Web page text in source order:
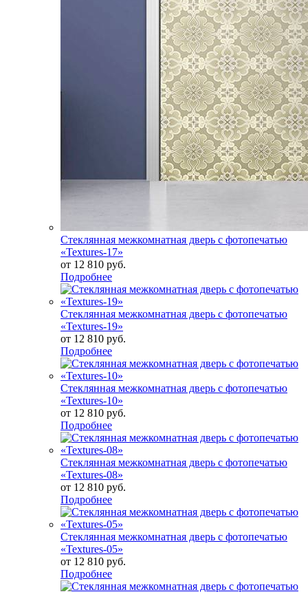
Стеклянная межкомнатная дверь с фотопечатью
«Textures-17»
от 12 810 руб.
Подробнее
Стеклянная межкомнатная дверь с фотопечатью
«Textures-19»
от 12 810 руб.
Подробнее
Стеклянная межкомнатная дверь с фотопечатью
«Textures-10»
от 12 810 руб.
Подробнее
Стеклянная межкомнатная дверь с фотопечатью
«Textures-08»
от 12 810 руб.
Подробнее
Стеклянная межкомнатная дверь с фотопечатью
«Textures-05»
от 12 810 руб.
Подробнее